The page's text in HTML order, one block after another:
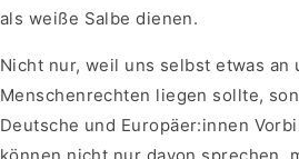
als weiße Salbe dienen.
Nicht nur, weil uns selbst etwas an
Menschenrechten liegen sollte,
Deutsche und Europäer:innen